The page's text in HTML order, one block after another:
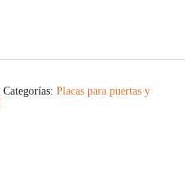
Categorías: Placas para puertas y